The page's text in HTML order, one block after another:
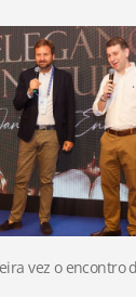
vez o encontro